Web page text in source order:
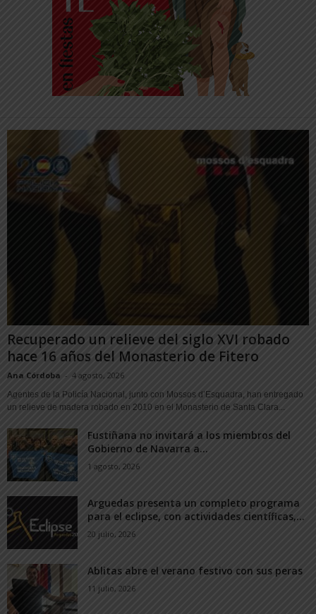
Recuperado un relieve del siglo XVI robado
hace 16 años del Monasterio de Fitero
Ana Córdoba - 4 agosto, 2026
Agentes de la Policía Nacional, junto con Mossos d’Esquadra, han entregado
un relieve de madera robado en 2010 en el Monasterio de Santa Clara...
Fustiñana no invitará a los miembros del
Gobierno de Navarra a...
1 agosto, 2026
Arguedas presenta un completo programa
para el eclipse, con actividades científicas,...
20 julio, 2026
Ablitas abre el verano festivo con sus peras
11 julio, 2026